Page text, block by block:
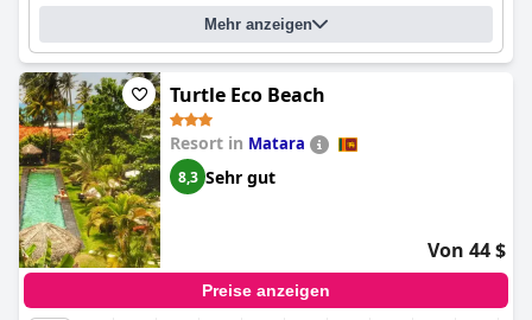
Mehr anzeigen
Turtle Eco Beach
Resort in Matara
8,3 Sehr gut
Von 44 $
Preise anzeigen